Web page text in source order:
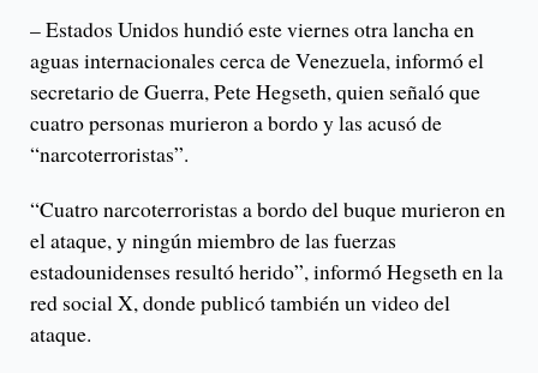
– Estados Unidos hundió este viernes otra lancha en
aguas internacionales cerca de Venezuela, informó el
secretario de Guerra, Pete Hegseth, quien señaló que
cuatro personas murieron a bordo y las acusó de
“narcoterroristas”.
“Cuatro narcoterroristas a bordo del buque murieron en
el ataque, y ningún miembro de las fuerzas
estadounidenses resultó herido”, informó Hegseth en la
red social X, donde publicó también un video del
ataque.